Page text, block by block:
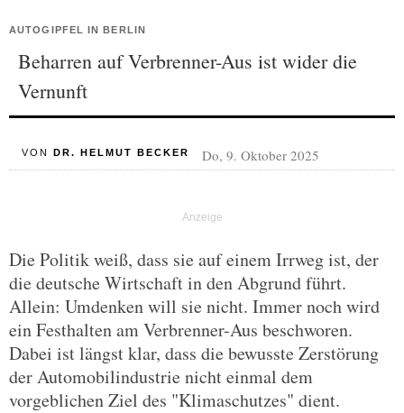
AUTOGIPFEL IN BERLIN
Beharren auf Verbrenner-Aus ist wider die
Vernunft
VON DR. HELMUT BECKER Do, 9. Oktober 2025
Die Politik weiß, dass sie auf einem Irrweg ist, der
die deutsche Wirtschaft in den Abgrund führt.
Allein: Umdenken will sie nicht. Immer noch wird
ein Festhalten am Verbrenner-Aus beschworen.
Dabei ist längst klar, dass die bewusste Zerstörung
der Automobilindustrie nicht einmal dem
vorgeblichen Ziel des "Klimaschutzes" dient.